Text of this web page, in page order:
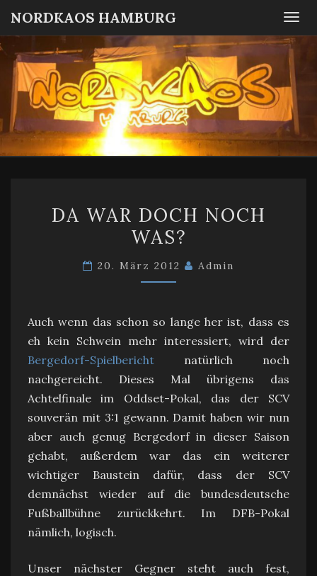
NORDKAOS HAMBURG
Fanszene
SC
Victoria
Hamburg
WAR
DOCH
DA WAR DOCH NOCH
WAS?
20. März 2012 Admin
Auch wenn das schon so lange her ist, dass es
eh kein Schwein mehr interessiert, wird der
Bergedorf-Spielbericht natürlich noch
nachgereicht. Dieses Mal übrigens das
Achtelfinale im Oddset-Pokal, das der SCV
souverän mit 3:1 gewann. Damit haben wir nun
aber auch genug Bergedorf in dieser Saison
gehabt, außerdem war das ein weiterer
wichtiger Baustein dafür, dass der SCV
demnächst wieder auf die bundesdeutsche
Fußballbühne zurückkehrt. Im DFB-Pokal
nämlich, logisch.
Unser nächster Gegner steht auch fest,